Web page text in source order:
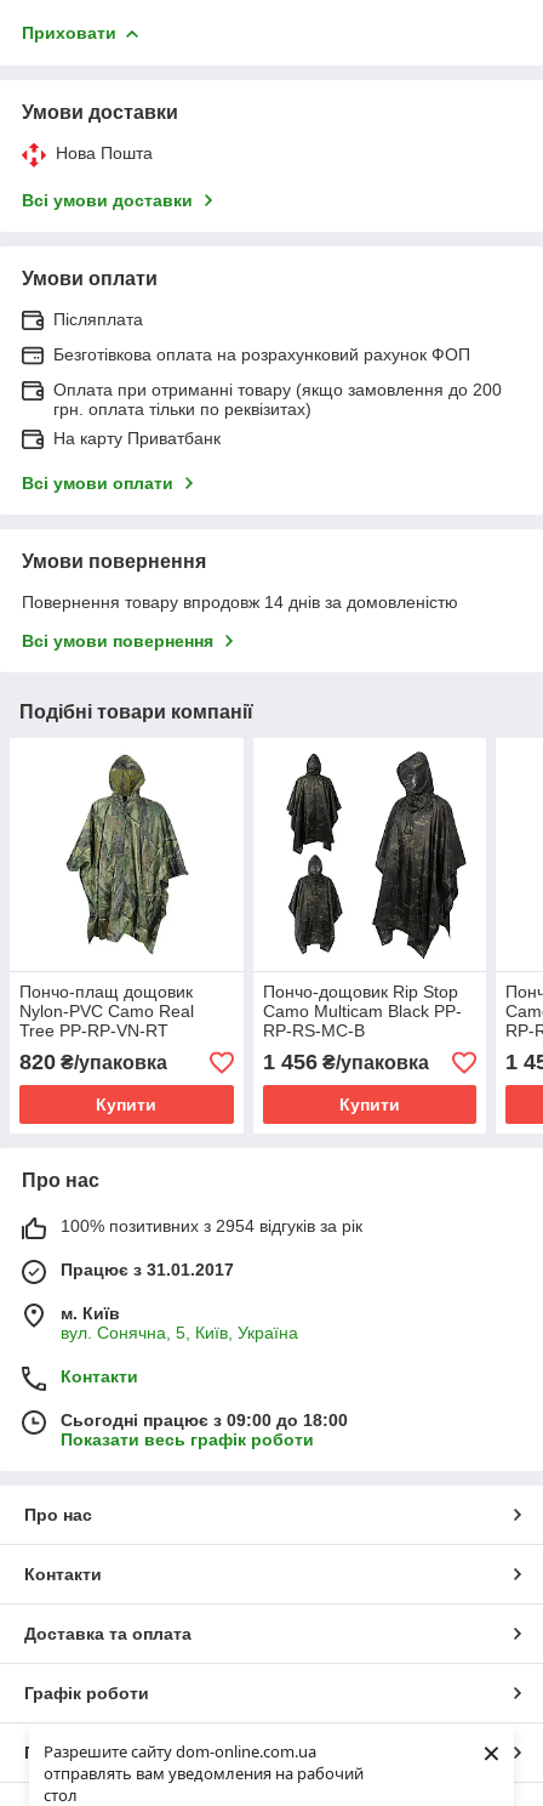
Разрешите сайту dom-online.com.ua
отправлять вам уведомления на рабочий
стол
×
Приховати
Умови доставки
Нова Пошта
Всі умови доставки
Умови оплати
Післяплата
Безготівкова оплата на розрахунковий рахунок ФОП
Оплата при отриманні товару (якщо замовлення до 200
грн. оплата тільки по реквізитах)
На карту Приватбанк
Всі умови оплати
Умови повернення
Повернення товару впродовж 14 днів за домовленістю
Всі умови повернення
Подібні товари компанії
Пончо-плащ дощовик
Nylon-PVC Camo Real
Tree PP-RP-VN-RT
820 ₴/упаковка
Купити
Пончо-дощовик Rip Stop
Camo Multicam Black PP-
RP-RS-MC-B
1 456₴/упаковка
Купити
RP-
1
Про нас
100% позитивних з 2954 відгуків за рік
Працює з 31.01.2017
м. Київ
вул. Сонячна, 5, Київ, Україна
Контакти
Сьогодні працює з 09:00 до 18:00
Показати весь графік роботи
Про нас
Контакти
Доставка та оплата
Графік роботи
Повна версія сайту